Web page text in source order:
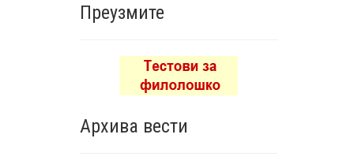
Преузмите
Архива вести